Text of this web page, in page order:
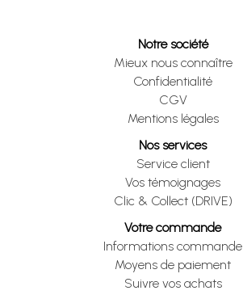
Notre société
Mieux nous connaître
Confidentialité
CGV
Mentions légales
Nos services
Service client
Vos témoignages
Clic & Collect (DRIVE)
Votre commande
Informations commande
Moyens de paiement
Suivre vos achats